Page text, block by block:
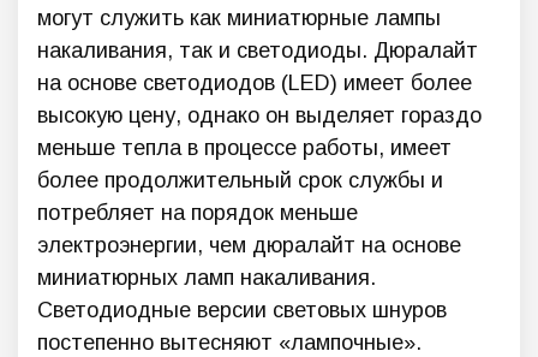
могут служить как миниатюрные лампы
накаливания, так и светодиоды. Дюралайт
на основе светодиодов (LED) имеет более
высокую цену, однако он выделяет гораздо
меньше тепла в процессе работы, имеет
более продолжительный срок службы и
потребляет на порядок меньше
электроэнергии, чем дюралайт на основе
миниатюрных ламп накаливания.
Светодиодные версии световых шнуров
постепенно вытесняют «лампочные».